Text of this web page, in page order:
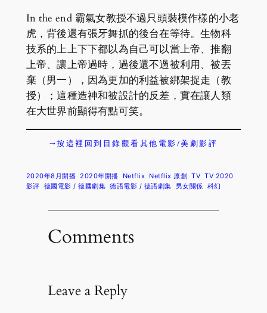
In the end 霸氣女教授不過只頭裝模作樣的小老
虎，背後還有張牙舞抓的後台在等待。生物科
技系的上上下下都以為自己可以當上帝、推翻
上帝、讓上帝過時，過後還不過被利用、被丟
棄（男一），因為更加的利益被綁架捉走（教
授）；這種造神和被設計的反差，實在讓人類
在大世界前顯得有點可笑。
→按這裡回到目錄觀看其他電影/美劇影評
2020年8月開播 2020年開播 Netflix Netflix 原創 TV TV 2020
影評 德國電影 / 德國劇集 德語電影 / 德語劇集 男女關係 科幻
Comments
Leave a Reply